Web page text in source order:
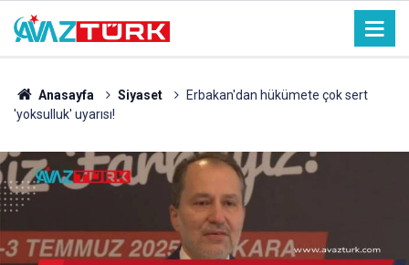
Anasayfa Siyaset
Erbakan'dan hükümete çok sert
'yoksulluk' uyarısı!